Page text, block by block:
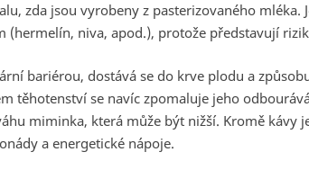
zda jsou vyrobeny z pasterizovaného mléka.
(hermelín, niva, apod.), protože představují
bariérou, dostává se do krve plodu a
těhotenství se navíc zpomaluje jeho
miminka, která může být nižší. Kromě kávy
a energetické nápoje.